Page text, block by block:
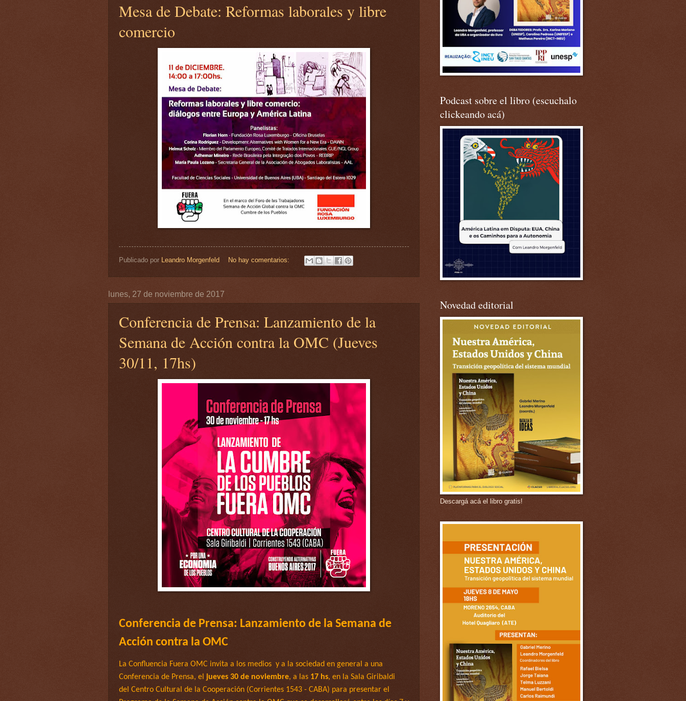
Mesa de Debate: Reformas laborales y libre
comercio
Publicado por Leandro Morgenfeld No hay comentarios:
lunes, 27 de noviembre de 2017
Conferencia de Prensa: Lanzamiento de la
Semana de Acción contra la OMC (Jueves
30/11, 17hs)
Conferencia de Prensa: Lanzamiento de la Semana de
Acción contra la OMC
La Confluencia Fuera OMC invita a los medios y a la sociedad en general a una
Conferencia de Prensa, el jueves 30 de noviembre, a las 17 hs, en la Sala Giribaldi
del Centro Cultural de la Cooperación (Corrientes 1543 - CABA) para presentar el
Podcast sobre el libro (escuchalo
clickeando acá)
Novedad editorial
Descargá acá el libro gratis!